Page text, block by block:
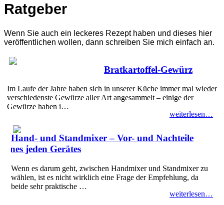
Ratgeber
Wenn Sie auch ein leckeres Rezept haben und dieses hier
veröffentlichen wollen, dann schreiben Sie mich einfach an.
Bratkartoffel-Gewürz
Im Laufe der Jahre haben sich in unserer Küche immer mal wieder
verschiedenste Gewürze aller Art angesammelt – einige der
Gewürze haben i…
weiterlesen…
Hand- und Standmixer – Vor- und Nachteile
eines jeden Gerätes
Wenn es darum geht, zwischen Handmixer und Standmixer zu
wählen, ist es nicht wirklich eine Frage der Empfehlung, da
beide sehr praktische …
weiterlesen…